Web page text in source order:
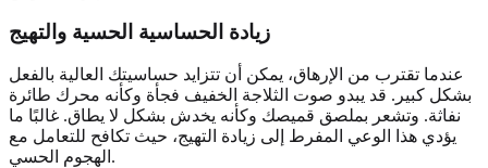
زيادة الحساسية الحسية والتهيج
عندما تقترب من الإرهاق، يمكن أن تتزايد حساسيتك العالية بالفعل
بشكل كبير. قد يبدو صوت الثلاجة الخفيف فجأة وكأنه محرك طائرة
نفاثة. وتشعر بملصق قميصك وكأنه يخدش بشكل لا يطاق. غالبًا ما
يؤدي هذا الوعي المفرط إلى زيادة التهيج، حيث تكافح للتعامل مع
الهجوم الحسي.